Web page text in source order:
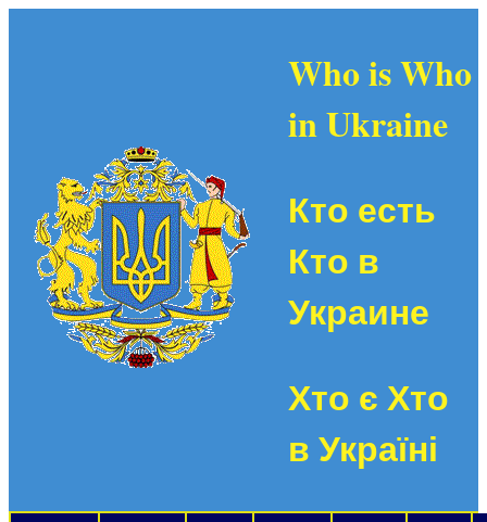
Who is Who
in Ukraine
Кто есть
Кто в
Украине
Хто є Хто
в Україні